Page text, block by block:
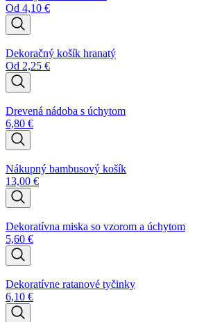
Od 4,10 €
Dekoračný košík hranatý
Od 2,25 €
Drevená nádoba s úchytom
6,80 €
Nákupný bambusový košík
13,00 €
Dekoratívna miska so vzorom a úchytom
5,60 €
Dekoratívne ratanové tyčinky
6,10 €